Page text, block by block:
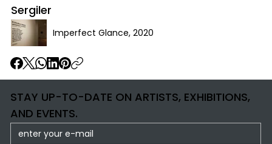
Sergiler
Imperfect Glance, 2020
STAY UP-TO-DATE ON ARTISTS, EXHIBITIONS,
AND EVENTS.